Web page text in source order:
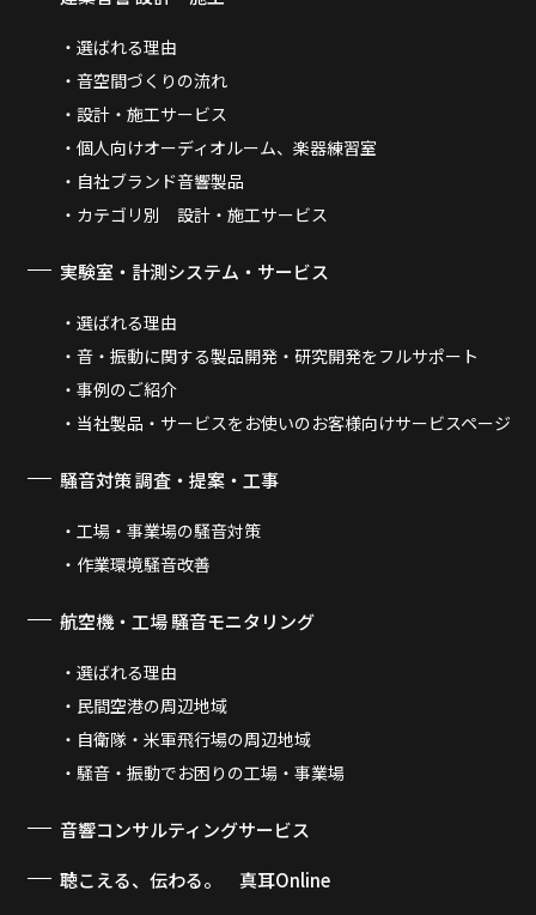
選ばれる理由
音空間づくりの流れ
設計・施工サービス
個人向けオーディオルーム、楽器練習室
自社ブランド音響製品
カテゴリ別 設計・施工サービス
実験室・計測システム・サービス
選ばれる理由
音・振動に関する製品開発・研究開発をフルサポート
事例のご紹介
当社製品・サービスをお使いのお客様向けサービスページ
騒音対策 調査・提案・工事
工場・事業場の騒音対策
作業環境騒音改善
航空機・工場 騒音モニタリング
選ばれる理由
民間空港の周辺地域
自衛隊・米軍飛行場の周辺地域
騒音・振動でお困りの工場・事業場
音響コンサルティングサービス
聴こえる、伝わる。 真耳Online